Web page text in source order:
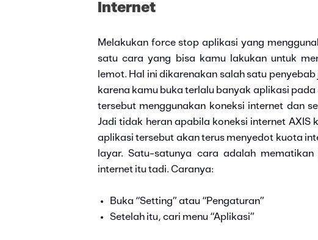
Internet
Melakukan force stop aplikasi yang
satu cara yang bisa kamu lakukan untuk
lemot. Hal ini dikarenakan salah satu
karena kamu buka terlalu banyak aplikasi
tersebut menggunakan koneksi internet dan
Jadi tidak heran apabila koneksi internet
aplikasi tersebut akan terus menyedot kuota
layar. Satu-satunya cara adalah
internet itu tadi. Caranya:
Buka “Setting” atau “Pengaturan”
Setelah itu, cari menu “Aplikasi”